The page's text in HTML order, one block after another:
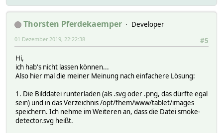
Thorsten Pferdekaemper
Developer
#5
01 Dezember 2019, 22:22:38
Hi,
ich hab's nicht lassen können...
Also hier mal die meiner Meinung nach einfachere Lösung:
1. Die Bilddatei runterladen (als .svg oder .png, das dürfte egal
sein) und in das Verzeichnis /opt/fhem/www/tablet/images
speichern. Ich nehme im Weiteren an, dass die Datei smoke-
detector.svg heißt.